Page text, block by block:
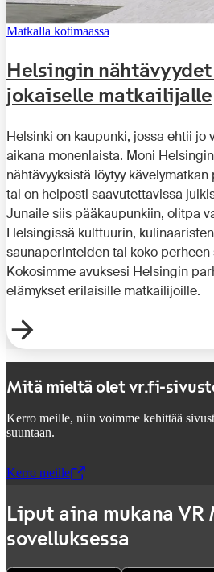
Matkalla kotimaassa
Helsingin
jokaiselle matkailijalle
Helsinki on kaupunki, jossa ehtii jo
aikana monenlaista. Moni
nähtävyyksistä löytyy
tai on helposti saavutettavissa
Junaile siis pääkaupunkiin, olitpa
Helsingissä kulttuurin,
saunaperinteiden tai koko
Kokosimme avuksesi Helsingin
elämykset erilaisille matkailijoille.
Mitä mieltä olet vr.fi-
Kerro meille, niin voimme kehittää
suuntaan.
Kerro meille
,Avataan uudessa välilehdessä
Liput aina mukana VR
sovelluksessa